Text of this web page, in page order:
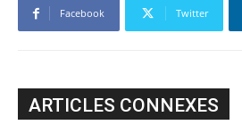
Facebook Twitter
ARTICLES CONNEXES